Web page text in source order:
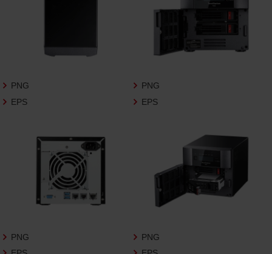
データ利用規約の記載事項は予告なく変更
されることがあります。各データをダウン
さいますようお願い申し上げます。
商品写真データ利用規約
等の一切の権利が当社に帰属することに同
意します。
2.利用許諾
お客様は、商品写真データ利用規約に従い、
当社商品の販売活動（中古による販売の場
の報道・解説に利用する場合に限り商品写
真データを複製、送信可能化して利用でき
PNG
EPS
PNG
EPS
PNG
PNG